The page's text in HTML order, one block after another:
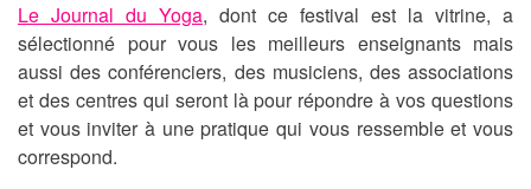
Le Journal du Yoga, dont ce festival est la vitrine, a
sélectionné pour vous les meilleurs enseignants mais
aussi des conférenciers, des musiciens, des associations
et des centres qui seront là pour répondre à vos questions
et vous inviter à une pratique qui vous ressemble et vous
correspond.